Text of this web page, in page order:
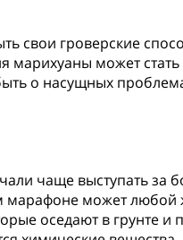
свои гроверские
марихуаны может
о насущных
чаще выступать за
марафоне может
оседают в грунте и